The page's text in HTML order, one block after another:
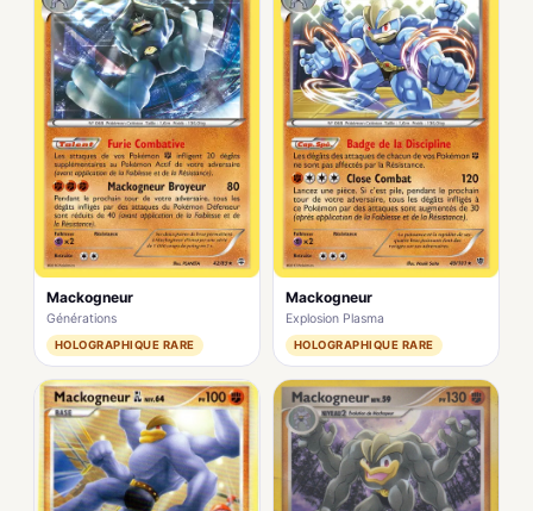
Mackogneur
Générations
HOLOGRAPHIQUE RARE
Mackogneur
Explosion Plasma
HOLOGRAPHIQUE RARE